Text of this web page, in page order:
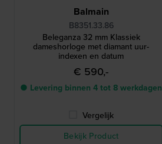
Balmain
B8351.33.86
Beleganza 32 mm Klassiek
dameshorloge met diamant uur-
indexen en datum
€ 590,-
● Levering binnen 4 tot 8 werkdagen
Vergelijk
Bekijk Product